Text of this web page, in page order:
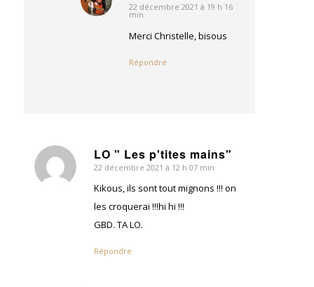
dit
22 décembre 2021 à 19 h 16
min
Merci Christelle, bisous
Répondre
LO " Les p'tites mains"
dit
:
22 décembre 2021 à 12 h 07 min
Kikous, ils sont tout mignons !!! on
les croquerai !!!hi hi !!!
GBD. TA LO.
Répondre